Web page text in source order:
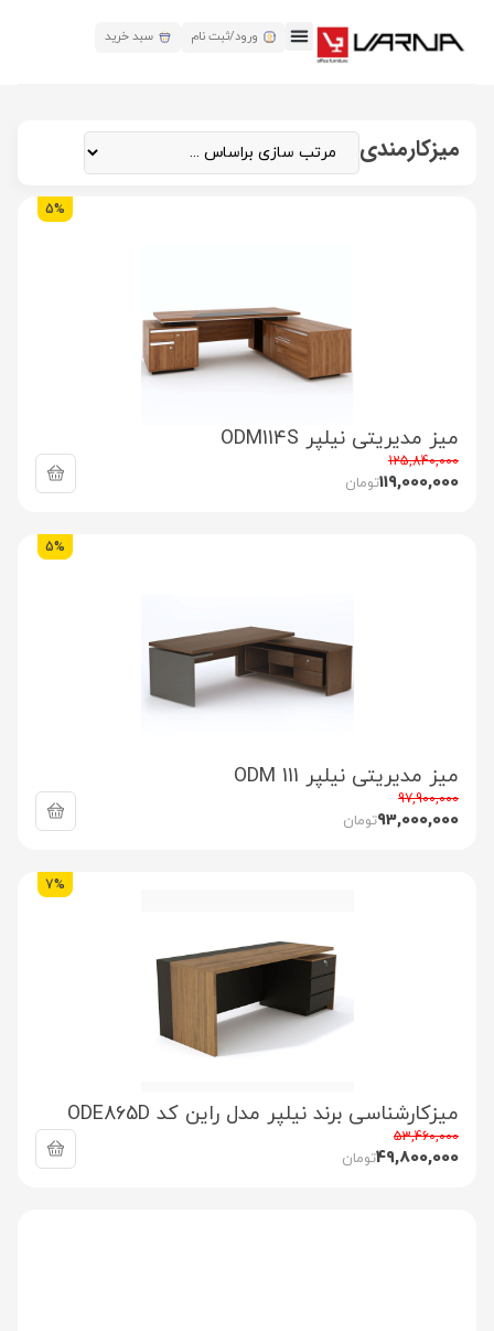
ورود/ثبت نام سبد خرید
میزکارمندی
5%
میز مدیریتی نیلپر ODM114S
125,840,000
119,000,000تومان
5%
میز مدیریتی نیلپر ODM 111
97,900,000
93,000,000تومان
7%
میزکارشناسی برند نیلپر مدل راین کد ODE865D
53,460,000
49,800,000تومان